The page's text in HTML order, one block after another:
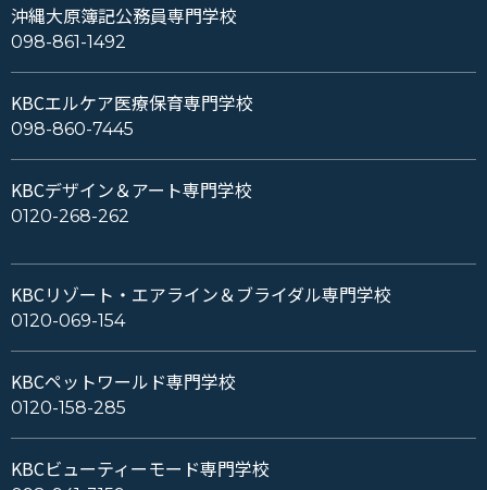
沖縄大原簿記公務員専門学校
098-861-1492
KBCエルケア医療保育専門学校
098-860-7445
KBCデザイン＆アート専門学校
0120-268-262
KBCリゾート・エアライン＆ブライダル専門学校
0120-069-154
KBCペットワールド専門学校
0120-158-285
KBCビューティーモード専門学校